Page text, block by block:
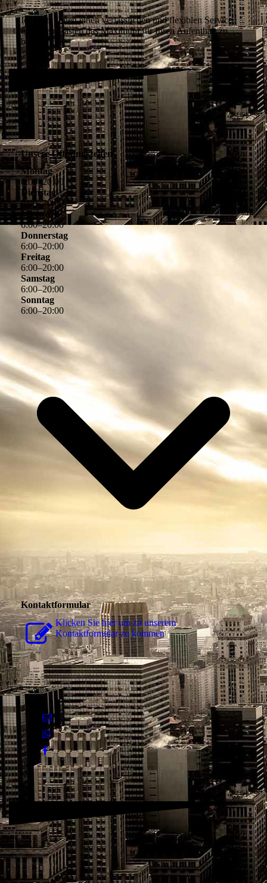
Ich biete Ihnen einen verlässlichen und flexiblen Service
um Ihren Gästen das Maximum für Ihren Aufenthalt zu
bieten.
Unsere Öffnungszeiten
Montag
6:00–20:00
Dienstag
6:00–20:00
Mittwoch
6:00–20:00
Donnerstag
6:00–20:00
Freitag
6:00–20:00
Samstag
6:00–20:00
Sonntag
6:00–20:00
Kontaktformular
Klicken Sie hier um zu unserem
Kon­takt­for­mu­lar zu kommen